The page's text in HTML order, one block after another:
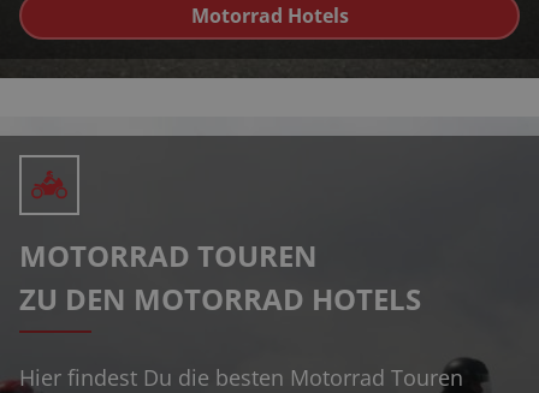
Motorrad Hotels
MOTORRAD TOUREN
ZU DEN MOTORRAD HOTELS
Hier findest Du die besten Motorrad Touren